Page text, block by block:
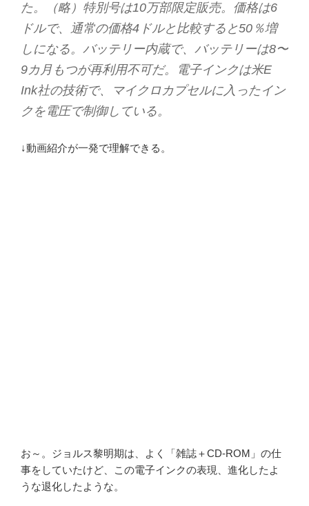
た。（略）特別号は10万部限定販売。価格は6
ドルで、通常の価格4ドルと比較すると50％増
しになる。バッテリー内蔵で、バッテリーは8〜
9カ月もつが再利用不可だ。電子インクは米E
Ink社の技術で、マイクロカプセルに入ったイン
クを電圧で制御している。
↓動画紹介が一発で理解できる。
お～。ジョルス黎明期は、よく「雑誌＋CD-ROM」の仕
事をしていたけど、この電子インクの表現、進化したよ
うな退化したような。